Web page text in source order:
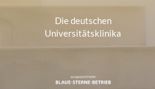
Die deutschen
Universitätsklinika